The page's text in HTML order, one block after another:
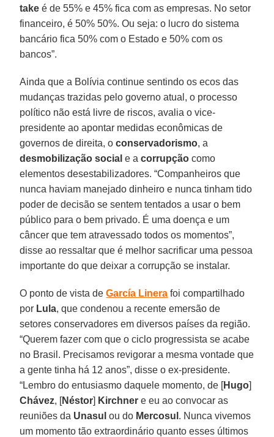
take é de 55% e 45% fica com as empresas. No setor
financeiro, é 50% 50%. Ou seja: o lucro do sistema
bancário fica 50% com o Estado e 50% com os
bancos”.
Ainda que a Bolívia continue sentindo os ecos das
mudanças trazidas pelo governo atual, o processo
político não está livre de riscos, avalia o vice-
presidente ao apontar medidas econômicas de
governos de direita, oconservadorismo, a
desmobilização social e acorrupção como
elementos desestabilizadores. “Companheiros que
nunca haviam manejado dinheiro e nunca tinham tido
poder de decisão se sentem tentados a usar o bem
público para o bem privado. É uma doença e um
câncer que tem atravessado todos os momentos”,
disse ao ressaltar que é melhor sacrificar uma pessoa
importante do que deixar a corrupção se instalar.
O ponto de vista deGarcía Linera foi compartilhado
por Lula, que condenou a recente emersão de
setores conservadores em diversos países da região.
“Querem fazer com que o ciclo progressista se acabe
no Brasil. Precisamos revigorar a mesma vontade que
a gente tinha há 12 anos”, disse o ex-presidente.
“Lembro do entusiasmo daquele momento, de [Hugo]
Chávez, [Néstor] Kirchner e eu ao convocar as
reuniões da Unasul ou do Mercosul . Nunca vivemos
um momento tão extraordinário quanto esses últimos